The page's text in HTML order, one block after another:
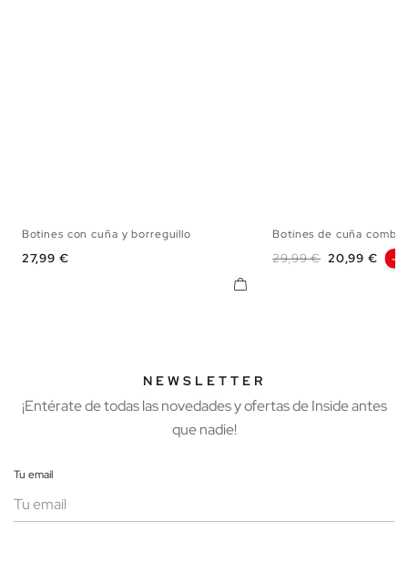
39
Botines con cuña y borreguillo
Precio
27,99 €
Botines de cuña
Precio base
29,99 € Precio
20,99 € -
NEWSLETTER
¡Entérate de todas las novedades y ofertas de Inside antes
que nadie!
Tu email